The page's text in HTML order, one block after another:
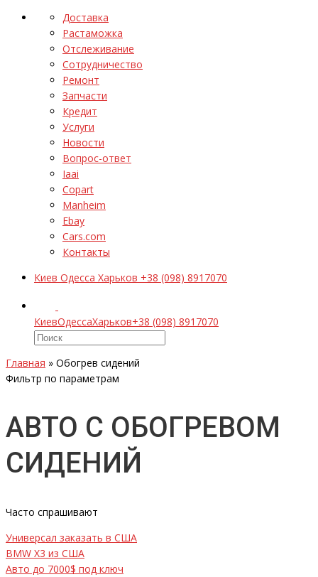
Доставка
Растаможка
Отслеживание
Сотрудничество
Ремонт
Запчасти
Кредит
Услуги
Новости
Вопрос-ответ
Iaai
Copart
Manheim
Ebay
Cars.com
Контакты
Киев Одесса Харьков +38 (098) 8917070
КиевОдессаХарьков+38 (098) 8917070
Главная » Обогрев сидений
Фильтр по параметрам
АВТО С ОБОГРЕВОМ
СИДЕНИЙ
Часто спрашивают
Универсал заказать в США
BMW X3 из США
Авто до 7000$ под ключ